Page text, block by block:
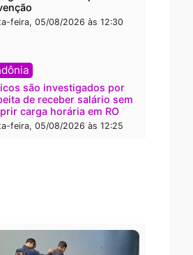
Confronto durante operação
termina com foragido baleado e
Justiça Eleitoral manda retirar
propaganda de Fúria após